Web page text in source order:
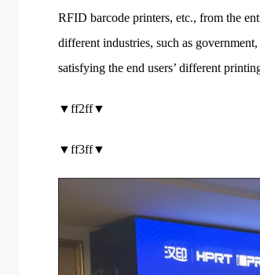
RFID barcode printers, etc., from the
different industries, such as
satisfying the end users’ different
▼ff2ff▼
▼ff3ff▼